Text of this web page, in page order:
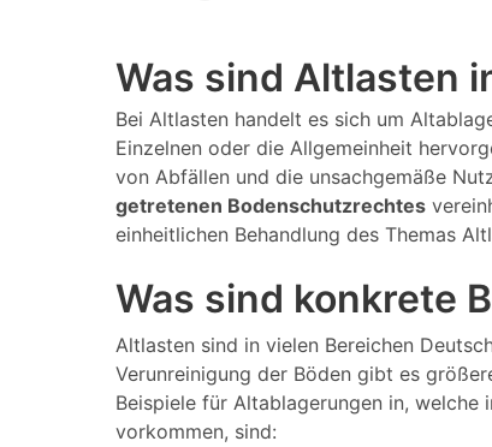
Was sind Altlasten
Bei Altlasten handelt es sich um
Einzelnen oder die Allgemeinheit
von Abfällen und die unsachgemäße
getretenen Bodenschutzrechtes
einheitlichen Behandlung des Themas
Was sind konkrete
Altlasten sind in vielen Bereichen
Verunreinigung der Böden gibt es
Beispiele für Altablagerungen in, welche
vorkommen, sind: